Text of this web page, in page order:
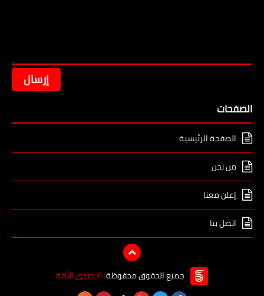
الصفحات
الصفحة الرئيسية
من نحن
إعلن معنا
اتصل بنا
جميع الحقوق محفوظة © صدى الأمة